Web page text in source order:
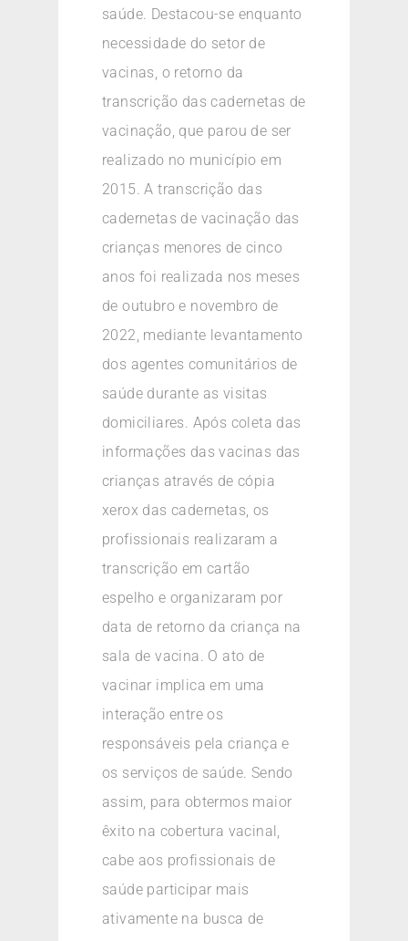
saúde. Destacou-se enquanto
necessidade do setor de
vacinas, o retorno da
transcrição das cadernetas de
vacinação, que parou de ser
realizado no município em
2015. A transcrição das
cadernetas de vacinação das
crianças menores de cinco
anos foi realizada nos meses
de outubro e novembro de
2022, mediante levantamento
dos agentes comunitários de
saúde durante as visitas
domiciliares. Após coleta das
informações das vacinas das
crianças através de cópia
xerox das cadernetas, os
profissionais realizaram a
transcrição em cartão
espelho e organizaram por
data de retorno da criança na
sala de vacina. O ato de
vacinar implica em uma
interação entre os
responsáveis pela criança e
os serviços de saúde. Sendo
assim, para obtermos maior
êxito na cobertura vacinal,
cabe aos profissionais de
saúde participar mais
ativamente na busca de